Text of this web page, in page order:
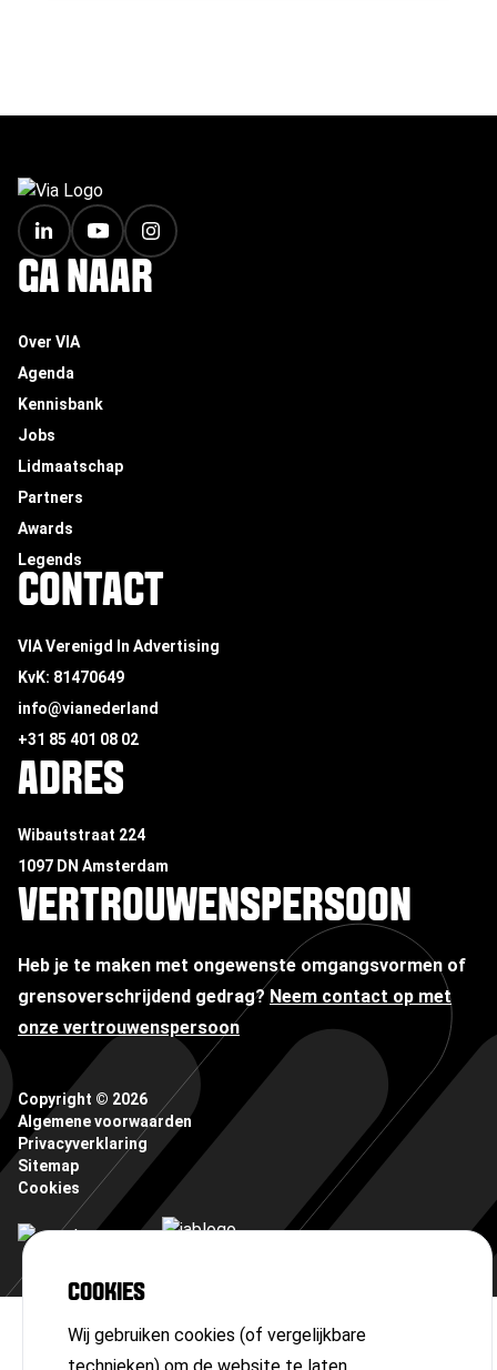
COOKIES
Wij gebruiken cookies (of vergelijkbare
FOOTER
GA NAAR
Over VIA
Agenda
Kennisbank
Jobs
Lidmaatschap
Partners
Awards
Legends
CONTACT
VIA Verenigd In Advertising
KvK: 81470649
info@vianederland
+31 85 401 08 02
ADRES
Wibautstraat 224
1097 DN Amsterdam
VERTROUWENSPERSOON
Heb je te maken met ongewenste omgangsvormen of
grensoverschrijdend gedrag? Neem contact op met
onze vertrouwenspersoon
Copyright © 2026
Algemene voorwaarden
Privacyverklaring
Sitemap
Cookies